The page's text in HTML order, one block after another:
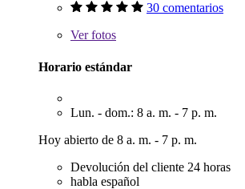
30 comentarios
Verfotos
Horario estándar
Lun. - dom.: 8 a. m. - 7 p. m.
Hoy abierto de 8 a. m. - 7 p. m.
Devolución del cliente 24 horas
habla español